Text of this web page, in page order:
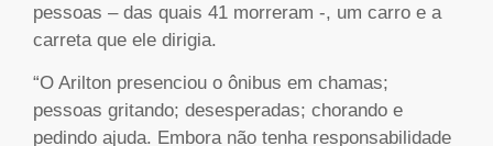
pessoas – das quais 41 morreram -, um carro e a
carreta que ele dirigia.
“O Arilton presenciou o ônibus em chamas;
pessoas gritando; desesperadas; chorando e
pedindo ajuda. Embora não tenha responsabilidade